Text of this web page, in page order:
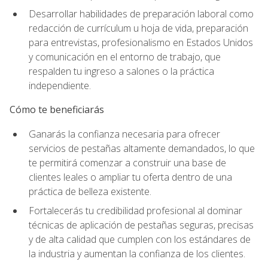
Desarrollar habilidades de preparación laboral como
redacción de currículum u hoja de vida, preparación
para entrevistas, profesionalismo en Estados Unidos
y comunicación en el entorno de trabajo, que
respalden tu ingreso a salones o la práctica
independiente.
Cómo te beneficiarás
Ganarás la confianza necesaria para ofrecer
servicios de pestañas altamente demandados, lo que
te permitirá comenzar a construir una base de
clientes leales o ampliar tu oferta dentro de una
práctica de belleza existente.
Fortalecerás tu credibilidad profesional al dominar
técnicas de aplicación de pestañas seguras, precisas
y de alta calidad que cumplen con los estándares de
la industria y aumentan la confianza de los clientes.